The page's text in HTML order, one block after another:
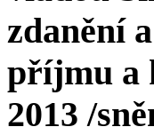
zdanění
příjmu a
2013 /